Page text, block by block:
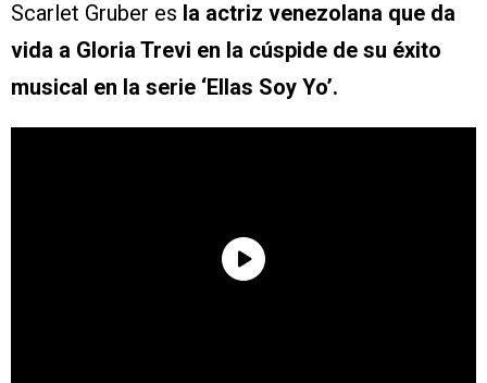
Scarlet Gruber es la actriz venezolana que da
vida a Gloria Trevi en la cúspide de su éxito
musical en la serie ‘Ellas Soy Yo’.